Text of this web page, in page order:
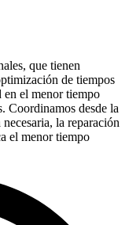
que tienen
de tiempos
en el menor tiempo
Coordinamos desde la
la reparación
el menor tiempo